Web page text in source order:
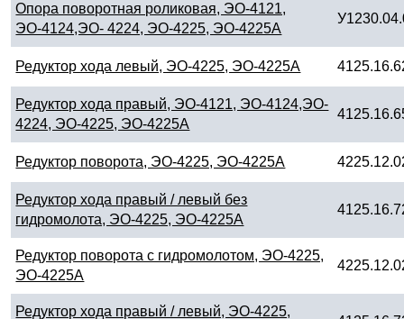
Опора поворотная роликовая, ЭО-4121,
ЭО-4124,ЭО- 4224, ЭО-4225, ЭО-4225А
Редуктор хода левый, ЭО-4225, ЭО-4225А
Редуктор хода правый, ЭО-4121, ЭО-4124,ЭО-
4224, ЭО-4225, ЭО-4225А
Редуктор поворота, ЭО-4225, ЭО-4225А
Редуктор хода правый / левый без
гидромолота, ЭО-4225, ЭО-4225А
Редуктор поворота с гидромолотом, ЭО-4225,
ЭО-4225А
Редуктор хода правый / левый, ЭО-4225,